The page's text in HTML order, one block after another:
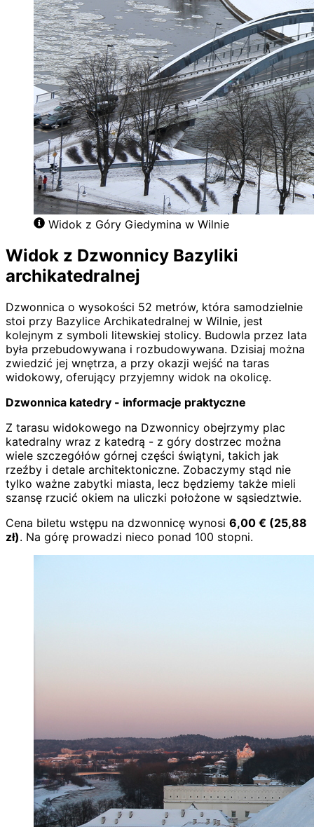
Widok z Góry Giedymina w Wilnie
Widok z Dzwonnicy Bazyliki
archikatedralnej
Dzwonnica o wysokości 52 metrów, która samodzielnie
stoi przy Bazylice Archikatedralnej w Wilnie, jest
kolejnym z symboli litewskiej stolicy. Budowla przez lata
była przebudowywana i rozbudowywana. Dzisiaj można
zwiedzić jej wnętrza, a przy okazji wejść na taras
widokowy, oferujący przyjemny widok na okolicę.
Dzwonnica katedry - informacje praktyczne
Z tarasu widokowego na Dzwonnicy obejrzymy plac
katedralny wraz z katedrą - z góry dostrzec można
wiele szczegółów górnej części świątyni, takich jak
rzeźby i detale architektoniczne. Zobaczymy stąd nie
tylko ważne zabytki miasta, lecz będziemy także mieli
szansę rzucić okiem na uliczki położone w sąsiedztwie.
Cena biletu wstępu na dzwonnicę wynosi 6,00 € (25,88
zł). Na górę prowadzi nieco ponad 100 stopni.